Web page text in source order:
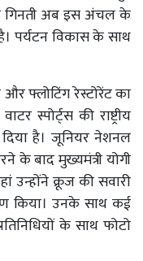
गिनती अब इस अंचल के
पर्यटन विकास के साथ
फ्लोटिंग रेस्टोरेंट का
स्पोर्ट्स की राष्ट्रीय
है। जूनियर नेशनल
के बाद मुख्यमंत्री योगी
उन्होंने क्रूज की सवारी
किया। उनके साथ कई
के साथ फोटो